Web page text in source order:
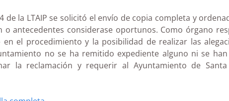
de la LTAIP se solicitó el envío de copia completa y
antecedentes considerase oportunos. Como órgano
el procedimiento y la posibilidad de realizar las
no se ha remitido expediente alguno ni se
la reclamación y requerir al Ayuntamiento de